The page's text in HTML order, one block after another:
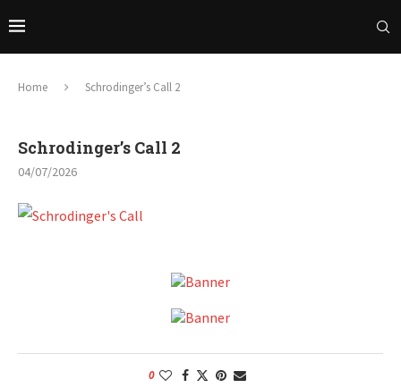
Home Schrodinger’s Call 2
Schrodinger’s Call 2
04/07/2026
0